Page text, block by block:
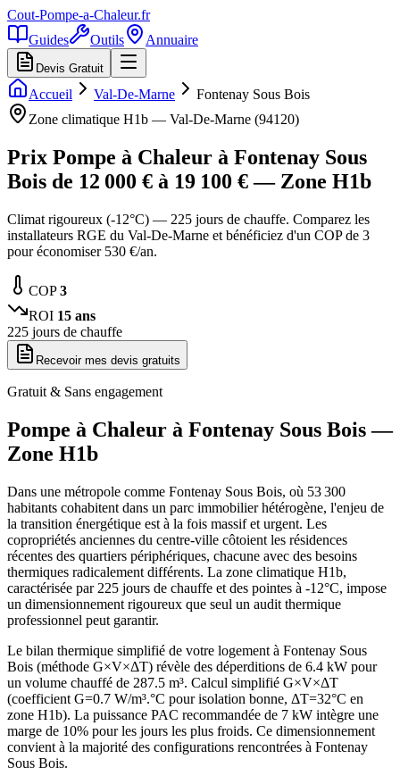
Cout-Pompe-a-Chaleur.fr
Guides
Outils Annuaire
Devis Gratuit
Accueil Val-De-Marne
Fontenay Sous Bois
Zone climatique H1b — Val-De-Marne (94120)
Prix Pompe à Chaleur à Fontenay Sous
Bois de 12 000 € à 19 100 € — Zone H1b
Climat rigoureux (-12°C) — 225 jours de chauffe. Comparez les
installateurs RGE du Val-De-Marne et bénéficiez d'un COP de 3
pour économiser 530 €/an.
COP3
ROI 15 ans
225 jours de chauffe
Recevoir mes devis gratuits
Gratuit & Sans engagement
Pompe à Chaleur à Fontenay Sous Bois—
Zone H1b
Dans une métropole comme Fontenay Sous Bois, où 53 300
habitants cohabitent dans un parc immobilier hétérogène, l'enjeu de
la transition énergétique est à la fois massif et urgent. Les
copropriétés anciennes du centre-ville côtoient les résidences
récentes des quartiers périphériques, chacune avec des besoins
thermiques radicalement différents. La zone climatique H1b,
caractérisée par 225 jours de chauffe et des pointes à -12°C, impose
un dimensionnement rigoureux que seul un audit thermique
professionnel peut garantir.
Le bilan thermique simplifié de votre logement à Fontenay Sous
Bois (méthode G×V×ΔT) révèle des déperditions de 6.4 kW pour
un volume chauffé de 287.5 m³. Calcul simplifié G×V×ΔT
(coefficient G=0.7 W/m³.°C pour isolation bonne, ΔT=32°C en
zone H1b). La puissance PAC recommandée de 7 kW intègre une
marge de 10% pour les jours les plus froids. Ce dimensionnement
convient à la majorité des configurations rencontrées à Fontenay
Sous Bois.